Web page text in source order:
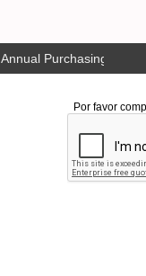
Annual Purchasing Plan
Por favor